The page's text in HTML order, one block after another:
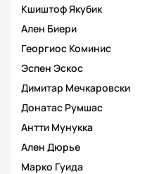
Кшиштоф Якубик
Ален Биери
Георгиос Коминис
Эспен Эскос
Димитар Мечкаровски
Донатас Румшас
Антти Мунукка
Ален Дюрье
Марко Гуида